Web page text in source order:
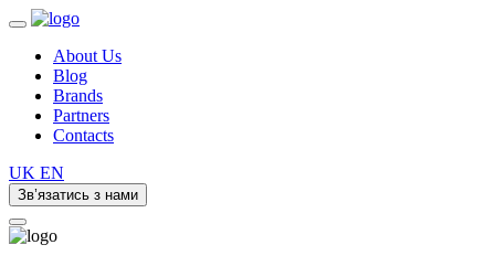
About Us
Blog
Brands
Partners
Contacts
UK EN
Зв’язатись з нами